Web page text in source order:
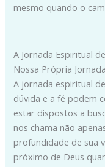
mesmo quando o
A Jornada Espiritual
Nossa Própria
A jornada espiritual
dúvida e a fé podem
estar dispostos a
nos chama não
profundidade de sua
próximo de Deus